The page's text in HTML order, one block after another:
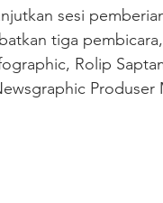
sesi
tiga
Rolip
Produser